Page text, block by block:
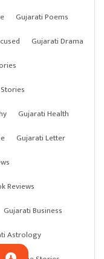
Gujarati Poems
Gujarati Drama
Gujarati Health
Gujarati Letter
Reviews
Gujarati Business
Astrology